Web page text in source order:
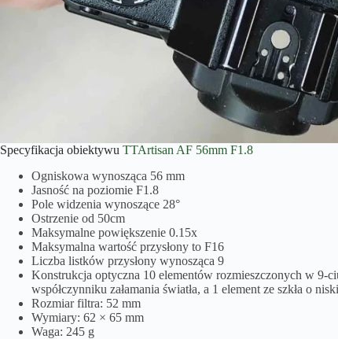
Specyfikacja obiektywu TTArtisan AF 56mm F1.8
Ogniskowa wynosząca 56 mm
Jasność na poziomie F1.8
Pole widzenia wynoszące 28°
Ostrzenie od 50cm
Maksymalne powiększenie 0.15x
Maksymalna wartość przysłony to F16
Liczba listków przysłony wynosząca 9
Konstrukcja optyczna 10 elementów rozmieszczonych w 9-
współczynniku załamania światła, a 1 element ze szkła o
Rozmiar filtra: 52 mm
Wymiary: 62 × 65 mm
Waga: 245 g